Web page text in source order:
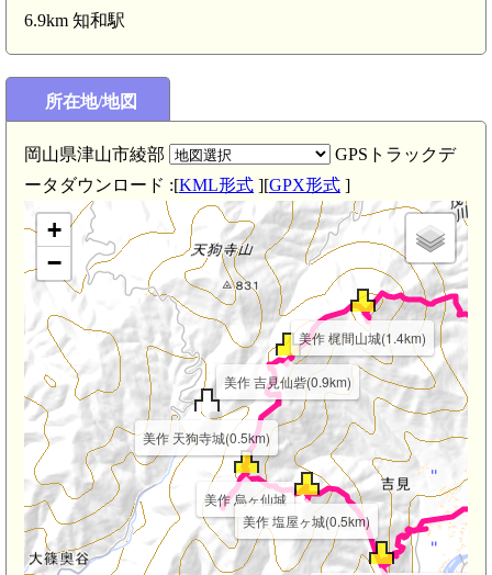
6.9km 知和駅
所在地/地図
岡山県津山市綾部
GPSトラックデ
ータダウンロード :[KML形式 ][GPX形式 ]
美作 烏ヶ仙城
美作 塩屋ヶ城(0.5km)
美作 天狗寺城(0.5km)
美作 吉見仙砦(0.9km)
美作 梶間山城(1.4km)
城(3.5km)
+
−